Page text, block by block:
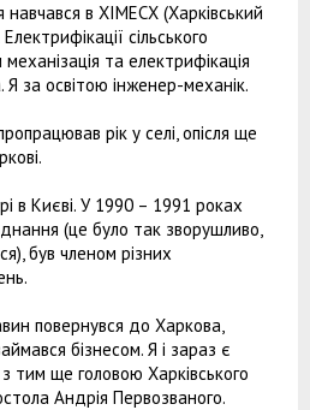
навчався в ХІМЕСХ (Харківський
сільського
та електрифікація
Я за освітою інженер-механік.
рік у селі, опісля ще
в Києві. У 1990 – 1991 роках
(це було так зворушливо,
був членом різних
повернувся до Харкова,
бізнесом. Я і зараз є
тим ще головою Харківського
Андрія Первозваного.